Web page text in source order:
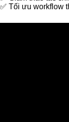
✅ Tối ưu workflow